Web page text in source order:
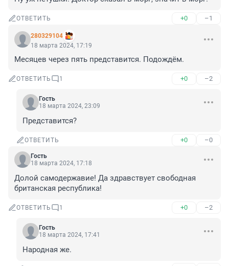
ОТВЕТИТЬ +0 –1
280329104
18 марта 2024, 17:19
Месяцев через пять представится. Подождём.
ОТВЕТИТЬ 1 +0 –2
Гость
18 марта 2024, 23:09
Представится?
ОТВЕТИТЬ +0 –0
Гость
18 марта 2024, 17:18
Долой самодержавие! Да здравствует свободная
британская республика!
ОТВЕТИТЬ 1 +0 –2
Гость
18 марта 2024, 17:41
Народная же.